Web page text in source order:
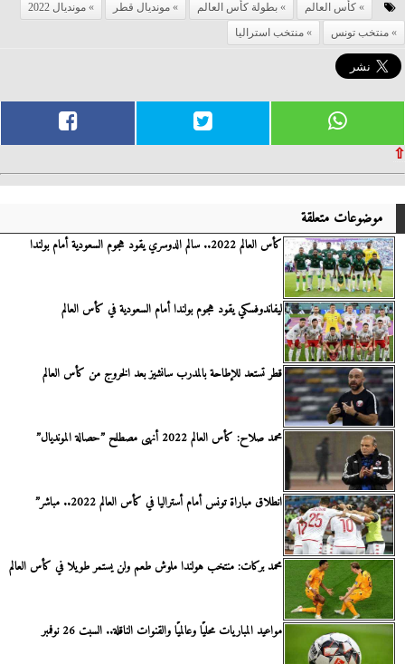
كأس العالم بطولة كأس العالم مونديال قطر
مونديال 2022
منتخب تونس
منتخب استراليا
⇧
موضوعات متعلقة
كأس العالم 2022.. سالم الدوسري يقود هجوم السعودية أمام بولندا
ليفاندوفسكي يقود هجوم بولندا أمام السعودية في كأس العالم
قطر تستعد للإطاحة بالمدرب سانشيز بعد الخروج من كأس العالم
محمد صلاح: كأس العالم 2022 أنهى مصطلح ”حصالة المونديال”
انطلاق مباراة تونس أمام أستراليا في كأس العالم 2022.. مباشر”
محمد بركات: منتخب هولندا ملوش طعم ولن يستمر طويلا في كأس العالم
مواعيد المباريات محليًا وعالميًا والقنوات الناقلة.. السبت 26 نوفمبر